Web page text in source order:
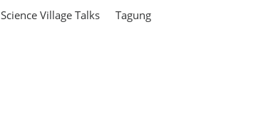
Science Village Talks
Tagung